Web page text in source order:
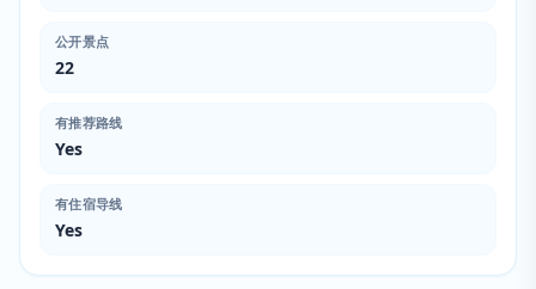
公开景点
22
有推荐路线
Yes
有住宿导线
Yes